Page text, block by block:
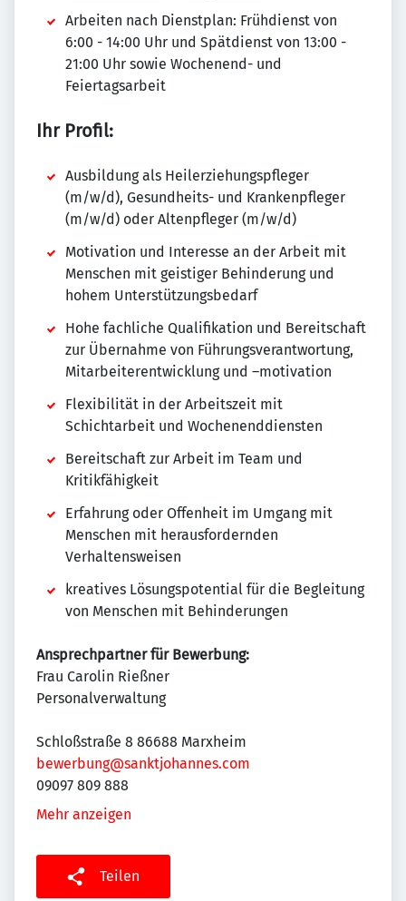
Arbeiten nach Dienstplan: Frühdienst von
6:00 - 14:00 Uhr und Spätdienst von 13:00 -
21:00 Uhr sowie Wochenend- und
Feiertagsarbeit
Ihr Profil:
Ausbildung als Heilerziehungspfleger
(m/w/d), Gesundheits- und Krankenpfleger
(m/w/d) oder Altenpfleger (m/w/d)
Motivation und Interesse an der Arbeit mit
Menschen mit geistiger Behinderung und
hohem Unterstützungsbedarf
Hohe fachliche Qualifikation und Bereitschaft
zur Übernahme von Führungsverantwortung,
Mitarbeiterentwicklung und –motivation
Flexibilität in der Arbeitszeit mit
Schichtarbeit und Wochenenddiensten
Bereitschaft zur Arbeit im Team und
Kritikfähigkeit
Erfahrung oder Offenheit im Umgang mit
Menschen mit herausfordernden
Verhaltensweisen
kreatives Lösungspotential für die Begleitung
von Menschen mit Behinderungen
Ansprechpartner für Bewerbung:
Frau Carolin Rießner
Personalverwaltung
Schloßstraße 8 86688 Marxheim
bewerbung@sanktjohannes.com
09097 809 888
Mehr anzeigen
Teilen